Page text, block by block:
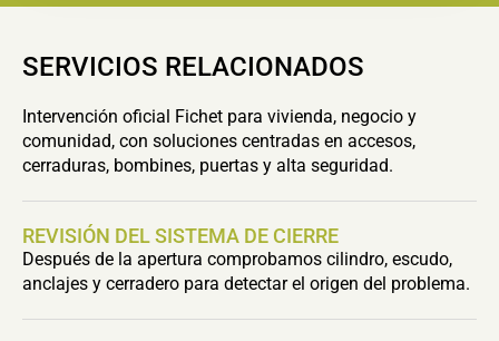
SERVICIOS RELACIONADOS
Intervención oficial Fichet para vivienda, negocio y
comunidad, con soluciones centradas en accesos,
cerraduras, bombines, puertas y alta seguridad.
REVISIÓN DEL SISTEMA DE CIERRE
Después de la apertura comprobamos cilindro, escudo,
anclajes y cerradero para detectar el origen del problema.